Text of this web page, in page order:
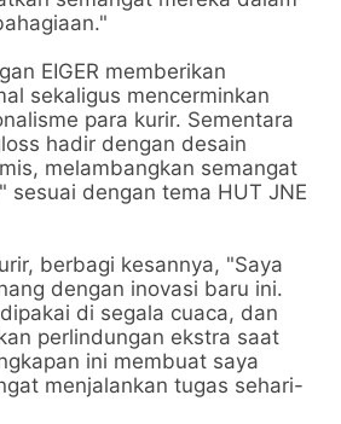
EIGER memberikan
sekaligus mencerminkan
para kurir. Sementara
hadir dengan desain
melambangkan semangat
sesuai dengan tema HUT JNE
berbagi kesannya, "Saya
dengan inovasi baru ini.
di segala cuaca, dan
perlindungan ekstra saat
ini membuat saya
menjalankan tugas sehari-